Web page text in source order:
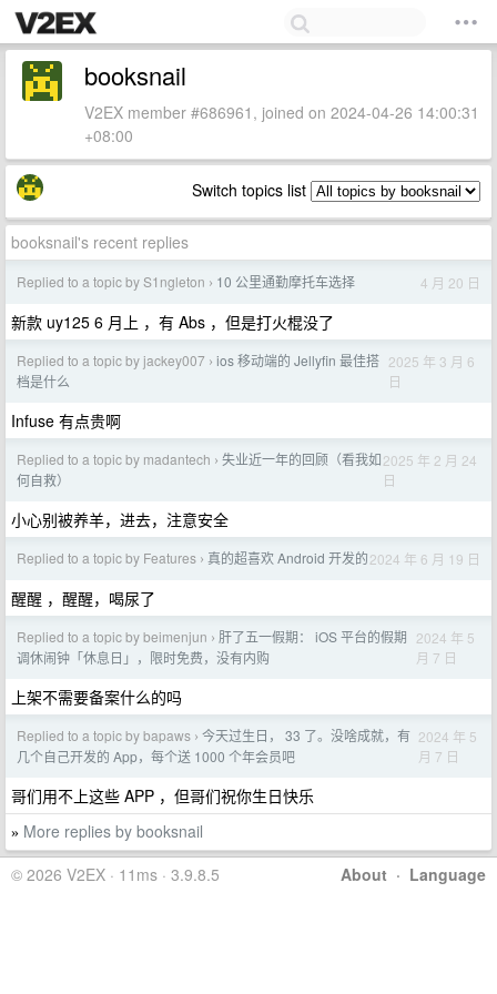
booksnail
V2EX member #686961, joined on 2024-04-26 14:00:31
+08:00
Switch topics list
booksnail's recent replies
Replied to a topic by S1ngleton › 10 公里通勤摩托车选择 4 月 20 日
新款 uy125 6 月上 ，有 Abs ，但是打火棍没了
Replied to a topic by jackey007 › ios 移动端的 Jellyfin 最佳搭
档是什么
2025 年 3 月 6
日
Infuse 有点贵啊
Replied to a topic by madantech › 失业近一年的回顾（看我如
何自救）
2025 年 2 月 24
日
小心别被养羊，进去，注意安全
Replied to a topic by Features › 真的超喜欢 Android 开发的2024 年 6 月 19 日
醒醒 ，醒醒，喝尿了
Replied to a topic by beimenjun › 肝了五一假期： iOS 平台的假期
调休闹钟「休息日」，限时免费，没有内购
2024 年 5
月 7 日
上架不需要备案什么的吗
Replied to a topic by bapaws › 今天过生日， 33 了。没啥成就，有
几个自己开发的 App，每个送 1000 个年会员吧
2024 年 5
月 7 日
哥们用不上这些 APP ，但哥们祝你生日快乐
» More replies by booksnail
About · Language
© 2026 V2EX · 11ms · 3.9.8.5